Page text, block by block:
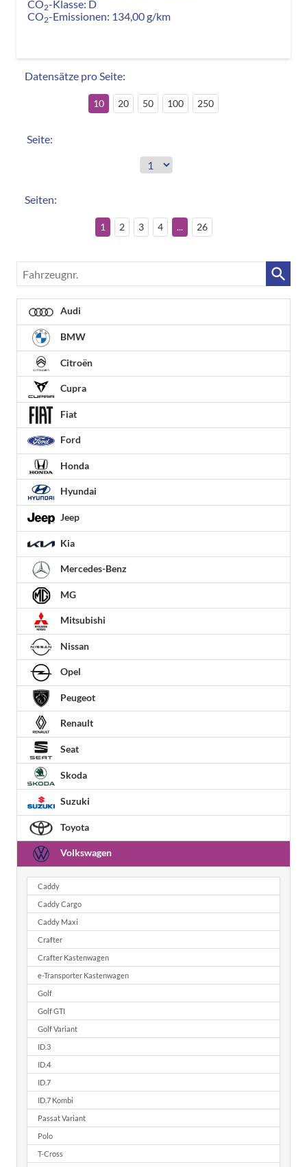
CO2-Klasse: D
CO2-Emissionen: 134,00 g/km
Datensätze pro Seite:
10 20 50 100 250
Seite:
Seiten:
1 2 3 4 ... 26
Fahrzeugnr.
Audi
BMW
Citroën
Cupra
Fiat
Ford
Honda
Hyundai
Jeep
Kia
Mercedes-Benz
MG
Mitsubishi
Nissan
Opel
Peugeot
Renault
Seat
Skoda
Suzuki
Toyota
Volkswagen
Caddy
Caddy Cargo
Caddy Maxi
Crafter
Crafter Kastenwagen
e-Transporter Kastenwagen
Golf
Golf GTI
Golf Variant
ID.3
ID.4
ID.7
ID.7 Kombi
Passat Variant
Polo
T-Cross